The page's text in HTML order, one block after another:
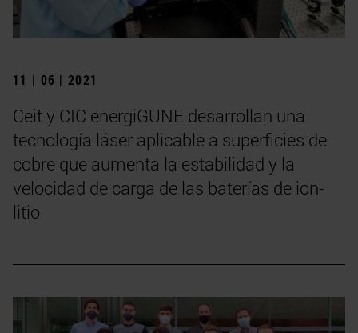
11 | 06 | 2021
Ceit y CIC energiGUNE desarrollan una
tecnología láser aplicable a superficies de
cobre que aumenta la estabilidad y la
velocidad de carga de las baterías de ion-
litio